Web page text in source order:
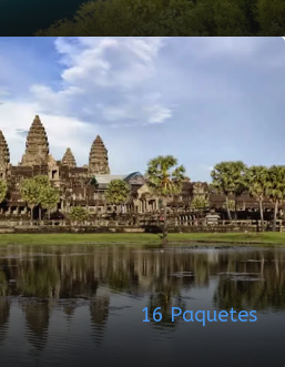
16 Paquetes